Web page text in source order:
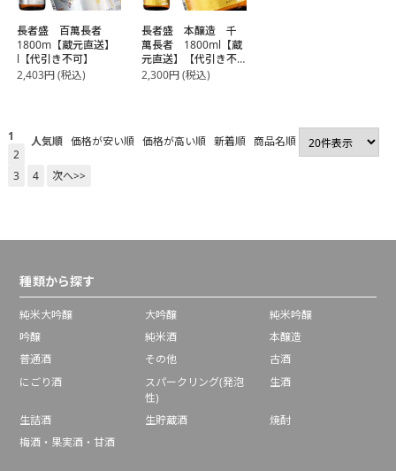
長者盛 百萬長者
1800m【蔵元直送】
l【代引き不可】
2,403円(税込)
長者盛 本醸造 千
萬長者 1800ml【蔵
元直送】【代引き不
可】
2,300円(税込)
人気順 価格が安い順 価格が高い順 新着順 商品名順
1
2
3
4 次へ>>
種類から探す
純米大吟醸 大吟醸
純米吟醸
吟醸
純米酒
本醸造
普通酒
その他
古酒
にごり酒
スパークリング(発泡
性)
生酒
生詰酒 生貯蔵酒
焼酎
梅酒・果実酒・甘酒